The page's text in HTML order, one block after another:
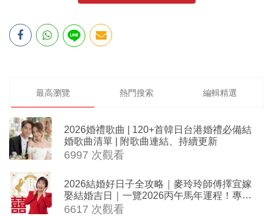
最高瀏覽 熱門搜索 編輯精選
2026婚禮歌曲 | 120+首韓日台港婚禮必備結
婚歌曲清單 | 附歌曲連結、持續更新
6997 次觀看
2026結婚好日子全攻略｜麥玲玲師傅擇宜嫁
娶結婚吉日｜一覽2026丙午馬年運程！專業
擇日結婚+避開沖煞生肖指南
6617 次觀看